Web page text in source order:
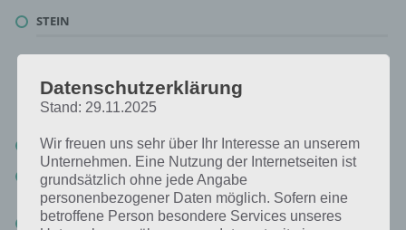
STEIN
Nachfolgend haben wir noch die Links beispielsweise zum täglichen
Rätsel und was 2019 gesucht war:
Tägliches Rätsel: Zur Lösung vom 1.3.2020
Rätsel aus dem Jahr 2019:Schau mal, was vor einem Jahr, am
1.3.2019, als Lösung gesucht war
Zur Übersicht :4 Bilder 1 Wort Lösungen zu Irland im März 2020
Datenschutzerklärung
Stand: 29.11.2025
Wir freuen uns sehr über Ihr Interesse an unserem
Unternehmen. Eine Nutzung der Internetseiten ist
grundsätzlich ohne jede Angabe
personenbezogener Daten möglich. Sofern eine
betroffene Person besondere Services unseres